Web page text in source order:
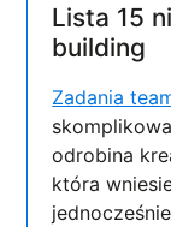
Lista 15
building
Zadania
odrobina
która